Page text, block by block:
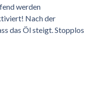
werden
Nach der
das Öl steigt. Stopplos